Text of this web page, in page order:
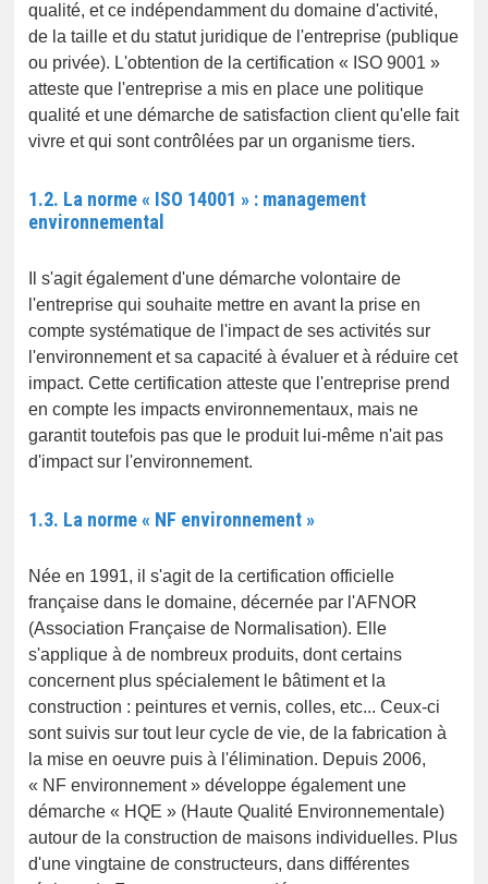
qualité, et ce indépendamment du domaine d'activité,
de la taille et du statut juridique de l'entreprise (publique
ou privée). L'obtention de la certification « ISO 9001 »
atteste que l'entreprise a mis en place une politique
qualité et une démarche de satisfaction client qu'elle fait
vivre et qui sont contrôlées par un organisme tiers.
1.2. La norme « ISO 14001 » : management
environnemental
Il s'agit également d'une démarche volontaire de
l'entreprise qui souhaite mettre en avant la prise en
compte systématique de l'impact de ses activités sur
l'environnement et sa capacité à évaluer et à réduire cet
impact. Cette certification atteste que l'entreprise prend
en compte les impacts environnementaux, mais ne
garantit toutefois pas que le produit lui-même n'ait pas
d'impact sur l'environnement.
1.3. La norme « NF environnement »
Née en 1991, il s'agit de la certification officielle
française dans le domaine, décernée par l'AFNOR
(Association Française de Normalisation). Elle
s'applique à de nombreux produits, dont certains
concernent plus spécialement le bâtiment et la
construction : peintures et vernis, colles, etc... Ceux-ci
sont suivis sur tout leur cycle de vie, de la fabrication à
la mise en oeuvre puis à l'élimination. Depuis 2006,
« NF environnement » développe également une
démarche « HQE » (Haute Qualité Environnementale)
autour de la construction de maisons individuelles. Plus
d'une vingtaine de constructeurs, dans différentes